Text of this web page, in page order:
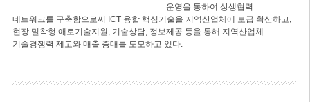
운영을 통하여 상생협력
네트워크를 구축함으로써 ICT 융합 핵심기술을 지역산업체에 보급 확산하고,
현장 밀착형 애로기술지원, 기술상담, 정보제공 등을 통해 지역산업체
기술경쟁력 제고와 매출 증대를 도모하고 있다.